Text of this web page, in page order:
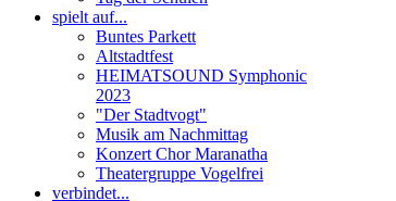
spielt auf...
Buntes Parkett
Altstadtfest
HEIMATSOUND Symphonic
2023
"Der Stadtvogt"
Musik am Nachmittag
Konzert Chor Maranatha
Theatergruppe Vogelfrei
verbindet...